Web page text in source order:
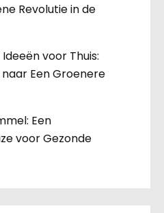
Revolutie in de
voor Thuis:
Een Groenere
Een
voor Gezonde